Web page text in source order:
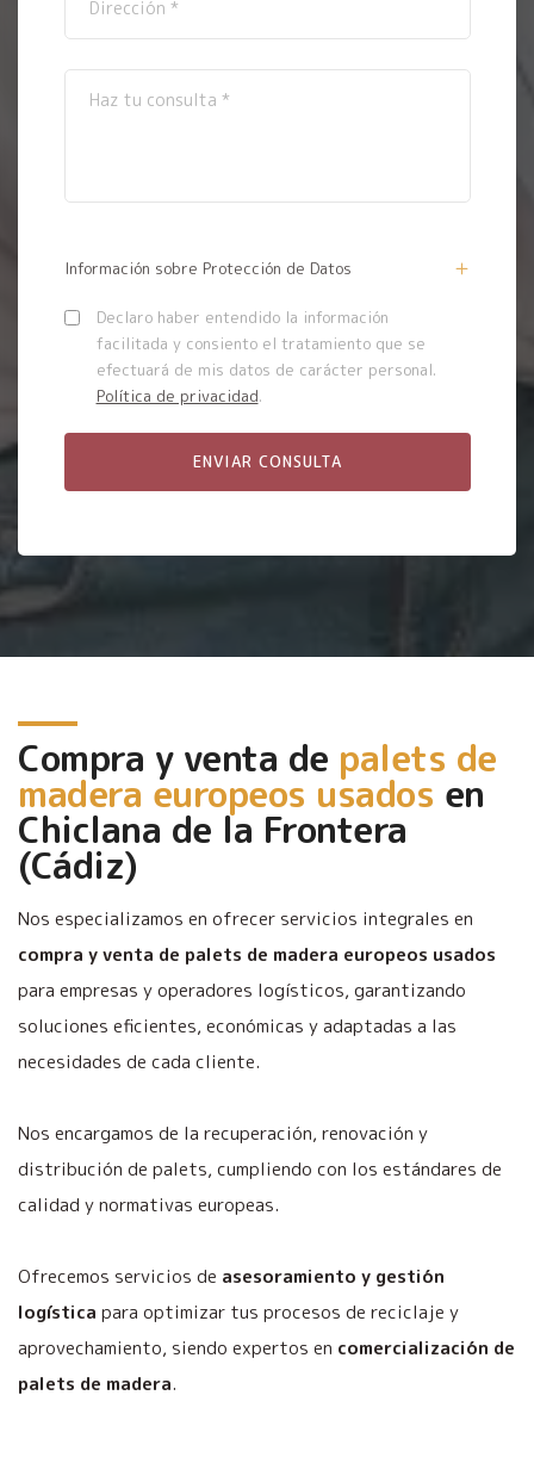
Información sobre Protección de Datos
Declaro haber entendido la información
facilitada y consiento el tratamiento que se
efectuará de mis datos de carácter personal.
Política de privacidad.
Compra y venta de palets de
madera europeos usados en
Chiclana de la Frontera
(Cádiz)
Nos especializamos en ofrecer servicios integrales en
compra y venta de palets de madera europeos usados
para empresas y operadores logísticos, garantizando
soluciones eficientes, económicas y adaptadas a las
necesidades de cada cliente.
Nos encargamos de la recuperación, renovación y
distribución de palets, cumpliendo con los estándares de
calidad y normativas europeas.
Ofrecemos servicios de asesoramiento y gestión
logística para optimizar tus procesos de reciclaje y
aprovechamiento, siendo expertos en comercialización de
palets de madera.